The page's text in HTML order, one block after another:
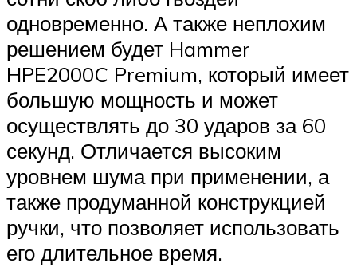
одновременно. А также неплохим
решением будет Hammer
HPE2000C Premium, который имеет
большую мощность и может
осуществлять до 30 ударов за 60
секунд. Отличается высоким
уровнем шума при применении, а
также продуманной конструкцией
ручки, что позволяет использовать
его длительное время.